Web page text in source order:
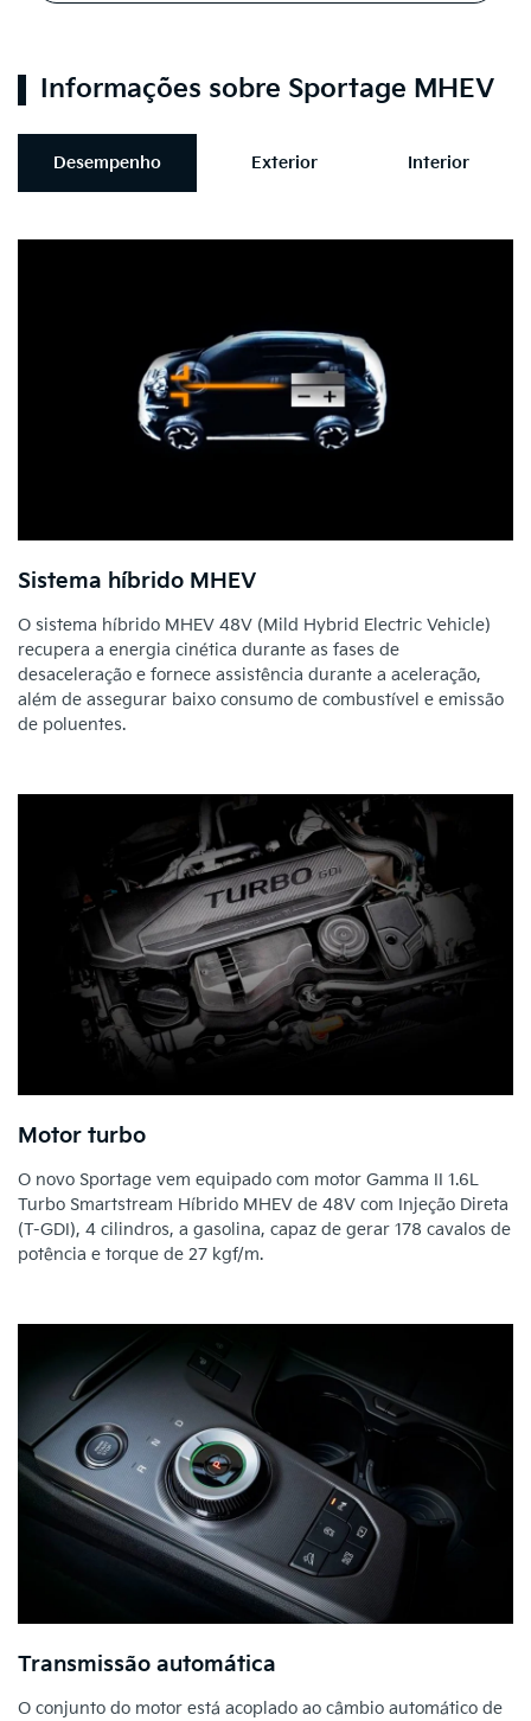
Informações sobre Sportage MHEV
Desempenho Exterior Interior
Sistema híbrido MHEV
O sistema híbrido MHEV 48V (Mild Hybrid Electric Vehicle)
recupera a energia cinética durante as fases de
desaceleração e fornece assistência durante a aceleração,
além de assegurar baixo consumo de combustível e emissão
de poluentes.
Motor turbo
O novo Sportage vem equipado com motor Gamma II 1.6L
Turbo Smartstream Híbrido MHEV de 48V com Injeção Direta
(T-GDI), 4 cilindros, a gasolina, capaz de gerar 178 cavalos de
potência e torque de 27 kgf/m.
Transmissão automática
O conjunto do motor está acoplado ao câmbio automático de